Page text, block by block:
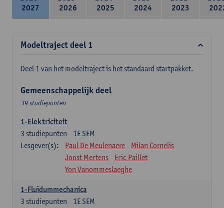
2027
2026
2025
2024
2023
Modeltraject deel 1
Deel 1 van het modeltraject is het standaard startpakket.
Gemeenschappelijk deel
39 studiepunten
1-Elektriciteit
1E SEM
3 studiepunten
Lesgever(s):
Paul De Meulenaere
Milan Cornelis
Joost Mertens
Eric Paillet
Yon Vanommeslaeghe
1-Fluïdummechanica
1E SEM
3 studiepunten